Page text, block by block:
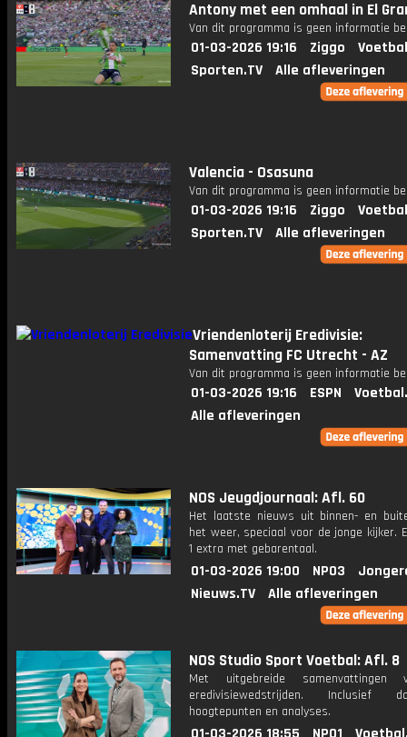
Antony met een omhaal in El
Van dit programma is geen informatie
01-03-2026 19:16 Ziggo
Sporten.TV
Alle afleveringen
Valencia - Osasuna
Van dit programma is geen informatie
01-03-2026 19:16 Ziggo
Sporten.TV
Alle afleveringen
Vriendenloterij Eredivisie:
Samenvatting FC Utrecht - AZ
Van dit programma is geen informatie
01-03-2026 19:16 ESPN
Alle afleveringen
NOS Jeugdjournaal: Afl. 60
Het laatste nieuws uit binnen- en
het weer, speciaal voor de jonge kijker.
1 extra met gebarentaal.
01-03-2026 19:00 NPO3
Nieuws.TV
Alle afleveringen
NOS Studio Sport Voetbal: Afl. 8
Met uitgebreide samenvattingen
eredivisiewedstrijden. Inclusief
hoogtepunten en analyses.